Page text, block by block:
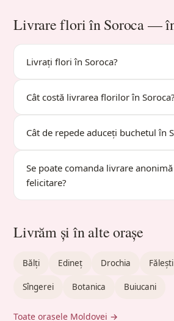
Livrare flori în Soroca —
Livrați flori în Soroca?
Cât costă livrarea florilor în Soroca?
Cât de repede aduceți buchetul în
Se poate comanda livrare anonimă
felicitare?
Livrăm și în alte orașe
Bălți Edineț Drochia Fălești
Sîngerei Botanica Buiucani
Toate orașele Moldovei →